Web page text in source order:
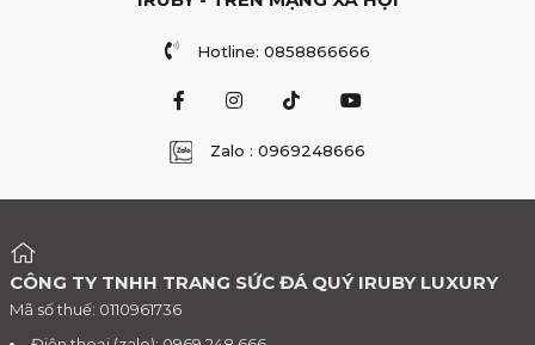
Hotline: 0858866666
Zalo : 0969248666
CÔNG TY TNHH TRANG SỨC ĐÁ QUÝ IRUBY LUXURY
Mã số thuế: 0110961736